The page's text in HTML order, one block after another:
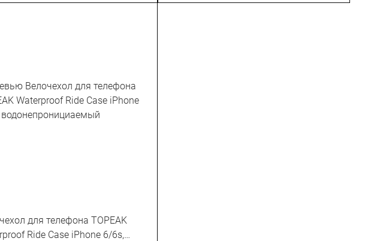
для телефона TOPEAK
Ride Case iPhone 6/6s,